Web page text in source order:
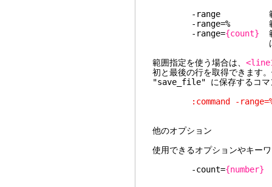
-range 範囲指定を許
-range=% 範囲指定を
-range={count}
範囲指定を使う場合は、
初と最後の行を取得できます
"save_file" に保存するコマ
:command -range=%
他のオプション
使用できるオプションやキー
-count={number}